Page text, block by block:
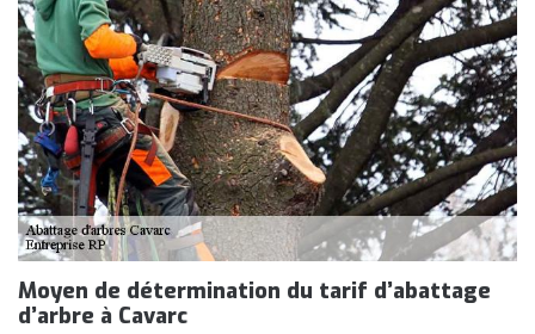
Moyen de détermination du tarif d’abattage
d’arbre à Cavarc